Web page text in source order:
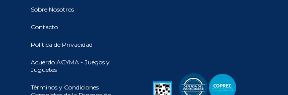
Sobre Nosotros
Contacto
Política de Privacidad
Acuerdo ACYMA - Juegos y
Juguetes
Términos y Condiciones